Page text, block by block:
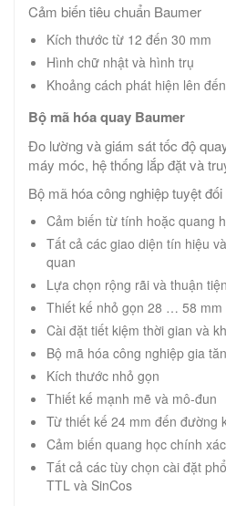
Cảm biến tiêu chuẩn Baumer
Kích thước từ 12 đến 30 mm
Hình chữ nhật và hình trụ
Khoảng cách phát hiện lên
Bộ mã hóa quay Baumer
Đo lường và giám sát tốc độ
máy móc, hệ thống lắp đặt và
Bộ mã hóa công nghiệp tuyệt đối
Cảm biến từ tính hoặc quang
Tất cả các giao diện tín hiệu
quan
Lựa chọn rộng rãi và thuận tiện
Thiết kế nhỏ gọn 28 … 58 mm
Cài đặt tiết kiệm thời gian và
Bộ mã hóa công nghiệp gia
Kích thước nhỏ gọn
Thiết kế mạnh mẽ và mô-đun
Từ thiết kế 24 mm đến đường
Cảm biến quang học chính xác
Tất cả các tùy chọn cài đặt
TTL và SinCos